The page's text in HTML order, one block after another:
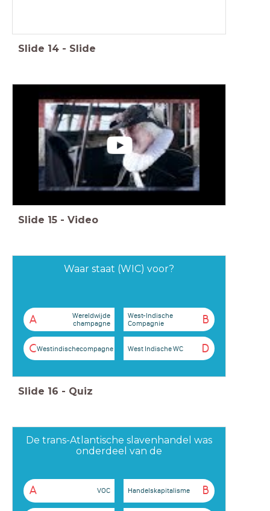
Slide 14 - Slide
Slide 15 - Video
Waar staat (WIC) voor?
A
Wereldwijde
champagne
B
West-Indische
Compagnie
CWestindischecompagne D
West Indische WC
Slide 16 - Quiz
De trans-Atlantische slavenhandel was
onderdeel van de
A VOC B
Handelskapitalisme